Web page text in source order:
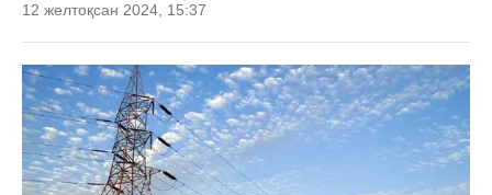
12 желтоқсан 2024, 15:37